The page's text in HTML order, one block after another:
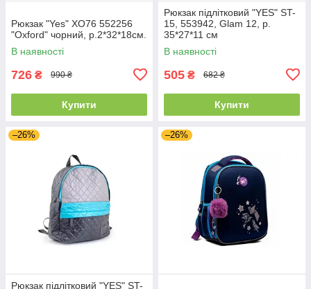
Рюкзак "Yes" ХО76 552256
"Oxford" чорний, р.2*32*18см.
В наявності
726 ₴ 990 ₴
Купити
Рюкзак підлітковий "YES" ST-
15, 553942, Glam 12, р.
35*27*11 см
В наявності
505 ₴ 682 ₴
Купити
–26%
Рюкзак підлітковий "YES" ST-
–26%